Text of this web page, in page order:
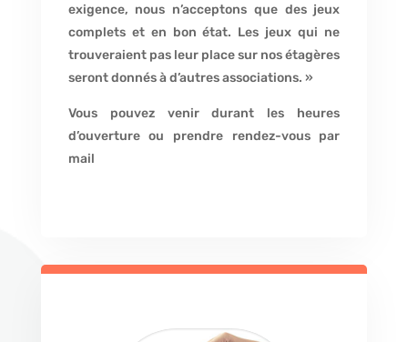
exigence, nous n’acceptons que des jeux
complets et en bon état. Les jeux qui ne
trouveraient pas leur place sur nos étagères
seront donnés à d’autres associations. »
Vous pouvez venir durant les heures
d’ouverture ou prendre rendez-vous par
mail